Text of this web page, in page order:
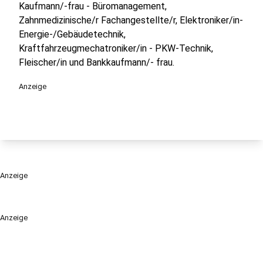
Anzeige
Kaufmann/-frau - Büromanagement,
Zahnmedizinische/r Fachangestellte/r, Elektroniker/in-
Energie-/Gebäudetechnik,
Kraftfahrzeugmechatroniker/in - PKW-Technik,
Fleischer/in und Bankkaufmann/- frau.
Anzeige
Anzeige